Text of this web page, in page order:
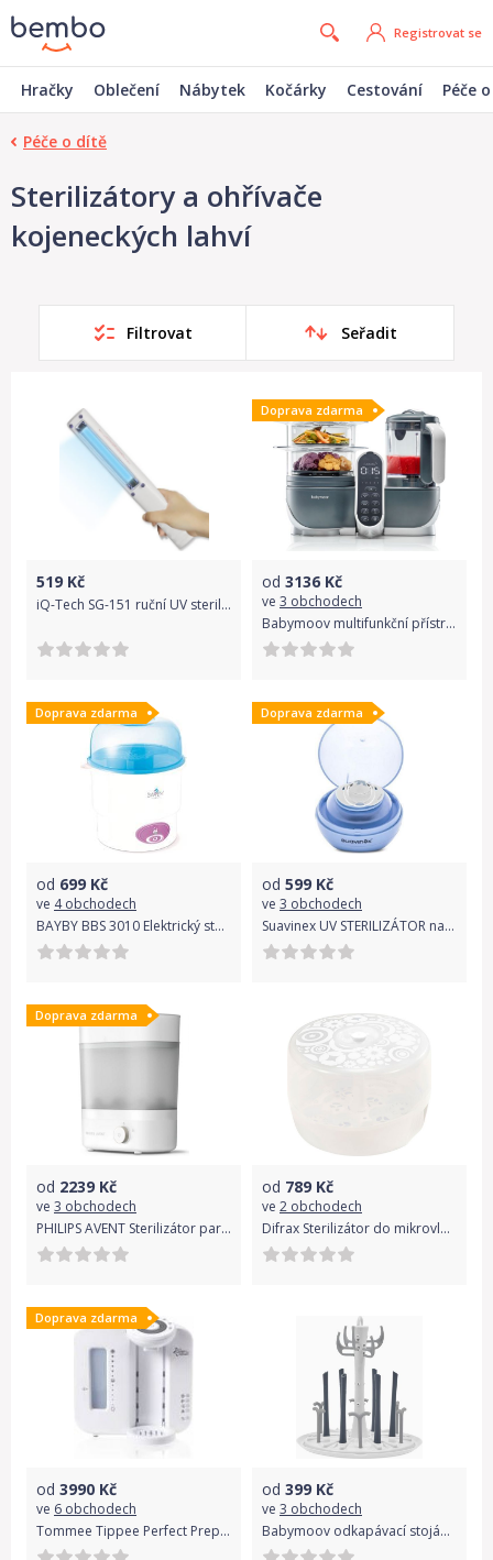
Registrovat se
Hračky Oblečení Nábytek Kočárky Cestování Péče
Péče o dítě
Sterilizátory a ohřívače
kojeneckých lahví
Filtrovat Seřadit
519 Kč
iQ-Tech SG-151 ruční UV sterilizér
Doprava zdarma
od 3136 Kč
ve 3 obchodech
Babymoov multifunkční přístroj Nutribaby+ Industrial Grey
Doprava zdarma
od 699 Kč
ve 4 obchodech
BAYBY BBS 3010 Elektrický sterilizátor
Doprava zdarma
od 599 Kč
ve 3 obchodech
Suavinex UV STERILIZÁTOR na dudlíky SUAVINEX UV STERILIZÁTOR na dudlíky - MODRÝ
Doprava zdarma
od 2239 Kč
ve 3 obchodech
PHILIPS AVENT Sterilizátor parní elektrický Premium
od 789 Kč
ve 2 obchodech
Difrax Sterilizátor do mikrovlné trouby
Doprava zdarma
od 3990 Kč
ve 6 obchodech
Tommee Tippee Perfect Prep White přístroj na přípravu kojeneckého mléka
od 399 Kč
ve 3 obchodech
Babymoov odkapávací stojánek COMPACT